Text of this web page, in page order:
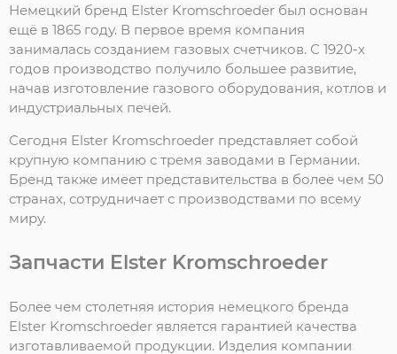
Немецкий бренд Elster Kromschroeder был основан
ещё в 1865 году. В первое время компания
занималась созданием газовых счетчиков. С 1920-х
годов производство получило большее развитие,
начав изготовление газового оборудования, котлов и
индустриальных печей.
Сегодня Elster Kromschroeder представляет собой
крупную компанию с тремя заводами в Германии.
Бренд также имеет представительства в более чем 50
странах, сотрудничает с производствами по всему
миру.
Запчасти Elster Kromschroeder
Более чем столетняя история немецкого бренда
Elster Kromschroeder является гарантией качества
изготавливаемой продукции. Изделия компании